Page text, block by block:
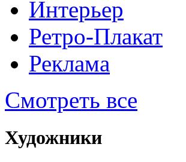
Интерьер
Ретро-Плакат
Реклама
Смотреть все
Художники